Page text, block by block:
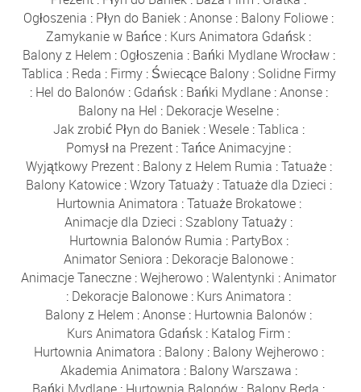
Ogłoszenia : Płyn do Baniek :Anonse : Balony Foliowe :
Zamykanie w Bańce : Kurs Animatora Gdańsk :
Balony z Helem : Ogłoszenia : Bańki Mydlane Wrocław:
Tablica : Reda : Firmy: Świecące Balony: Solidne Firmy
: Hel do Balonów: Gdańsk: Bańki Mydlane:Anonse:
Balony na Hel : Dekoracje Weselne :
Jak zrobić Płyn do Baniek:Wesele:Tablica :
Pomysł na Prezent :Tańce Animacyjne :
Wyjątkowy Prezent: Balony z Helem Rumia :Tatuaże:
Balony Katowice:Wzory Tatuaży:Tatuaże dla Dzieci :
Hurtownia Animatora :Tatuaże Brokatowe:
Animacje dla Dzieci : Szablony Tatuaży :
Hurtownia Balonów Rumia : PartyBox:
Animator Seniora : Dekoracje Balonowe :
Animacje Taneczne :Wejherowo :Walentynki :Animator
: Dekoracje Balonowe : Kurs Animatora :
Balony z Helem :Anonse : Hurtownia Balonów :
Kurs Animatora Gdańsk : Katalog Firm :
Hurtownia Animatora : Balony: Balony Wejherowo:
Akademia Animatora : Balony Warszawa :